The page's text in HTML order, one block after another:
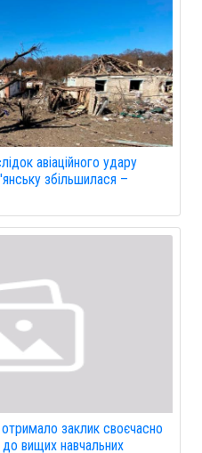
авіаційного удару
збільшилася –
заклик своєчасно
вищих навчальних